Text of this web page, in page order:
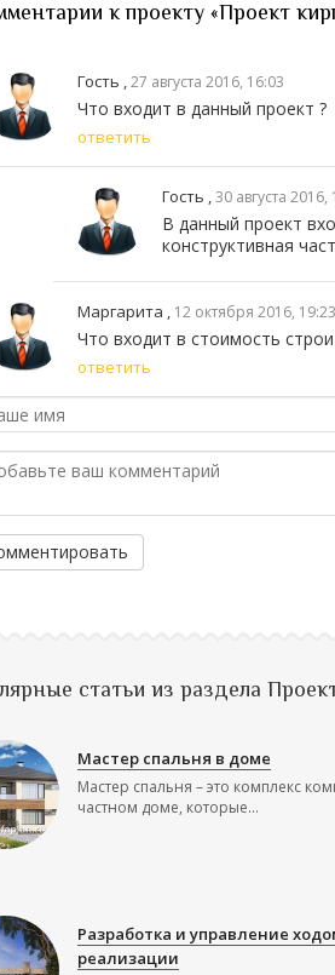
к проекту «Проект
Гость ,27 августа 2016, 16:03
Что входит в данный проект ?
ответить
Гость ,30 августа 2016,
В данный проект
конструктивная
Маргарита , 12 октября 2016, 19:23
Что входит в стоимость
ответить
статьи из раздела
Мастер спальня в доме
Мастер спальня – это комплекс
частном доме, которые...
Разработка и управление
реализации